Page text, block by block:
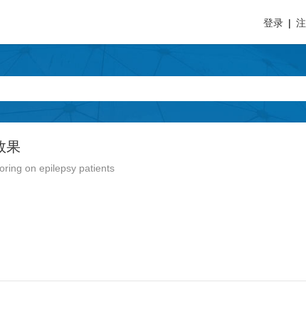
登录 |
果
on epilepsy patients